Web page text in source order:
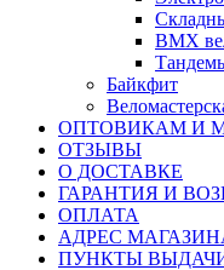
BMX
Байкфит
ОПТОВИКАМ И
ОТЗЫВЫ
О ДОСТАВКЕ
ГАРАНТИЯ И
ОПЛАТА
АДРЕС
ПУНКТЫ